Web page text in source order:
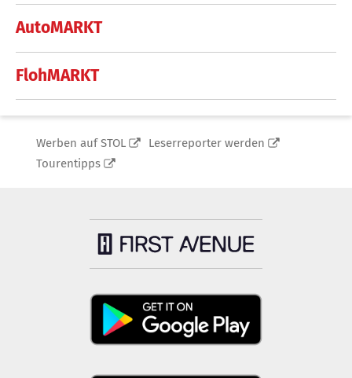
AutoMARKT
FlohMARKT
Werben auf STOL
Leserreporter werden
Tourentipps